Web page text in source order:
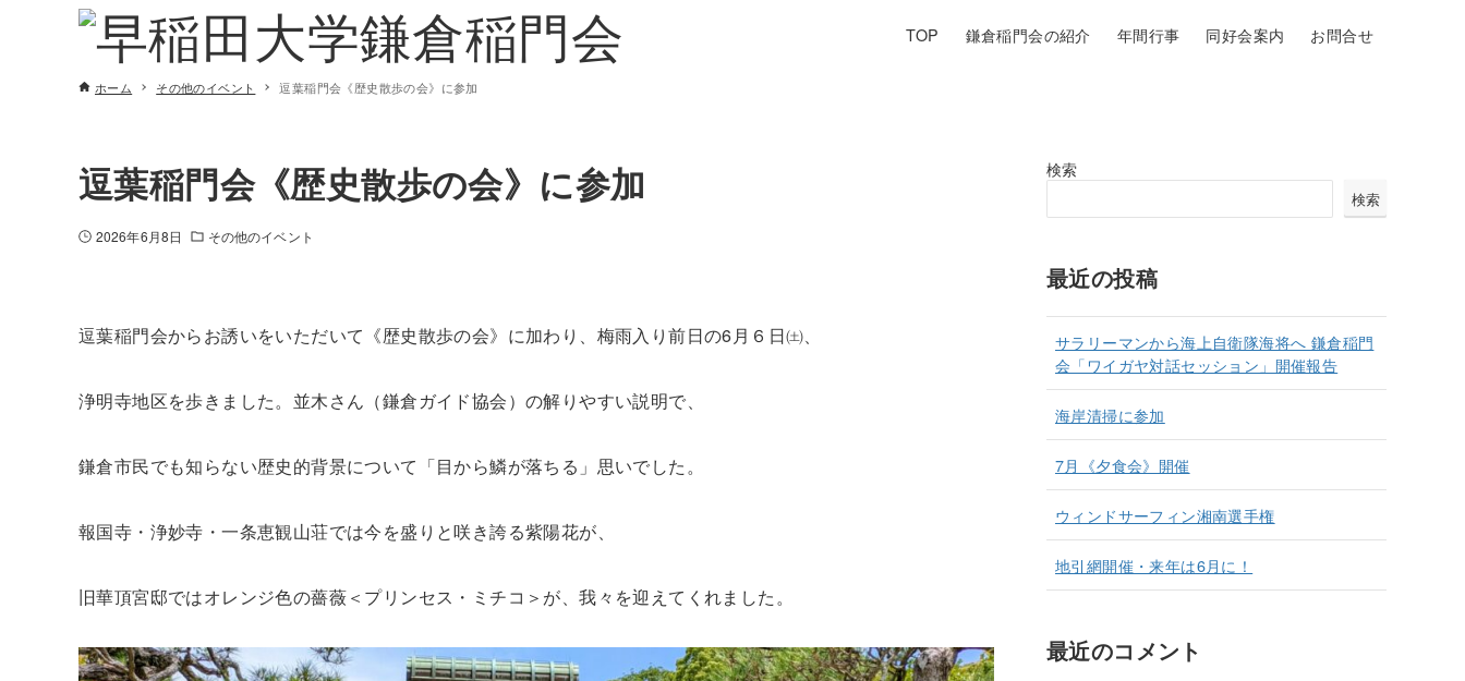
TOP 鎌倉稲門会の紹介 年間行事 同好会案内 お問合せ
ホーム その他のイベント 逗葉稲門会《歴史散歩の会》に参加
逗葉稲門会《歴史散歩の会》に参加
2026年6月8日 その他のイベント
逗葉稲門会からお誘いをいただいて《歴史散歩の会》に加わり、梅雨入り前日の6月６日㈯、
浄明寺地区を歩きました。並木さん（鎌倉ガイド協会）の解りやすい説明で、
鎌倉市民でも知らない歴史的背景について「目から鱗が落ちる」思いでした。
報国寺・浄妙寺・一条恵観山荘では今を盛りと咲き誇る紫陽花が、
旧華頂宮邸ではオレンジ色の薔薇＜プリンセス・ミチコ＞が、我々を迎えてくれました。
検索
検索
最近の投稿
サラリーマンから海上自衛隊海将へ 鎌倉稲門
会「ワイガヤ対話セッション」開催報告
海岸清掃に参加
7月《夕食会》開催
ウィンドサーフィン湘南選手権
地引網開催・来年は6月に！
最近のコメント